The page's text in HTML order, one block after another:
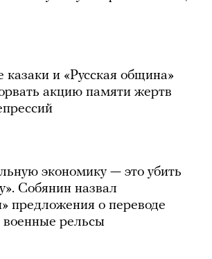
и «Русская община»
акцию памяти жертв
экономику — это убить
Собянин назвал
предложения о переводе
военные рельсы